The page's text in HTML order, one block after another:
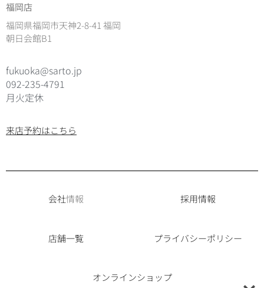
福岡店
福岡県福岡市天神2-8-41 福岡
朝日会館B1
fukuoka@sarto.jp
092-235-4791
月火定休
来店予約はこちら
会社情報 採用情報
店舗一覧 プライバシーポリシー
オンラインショップ